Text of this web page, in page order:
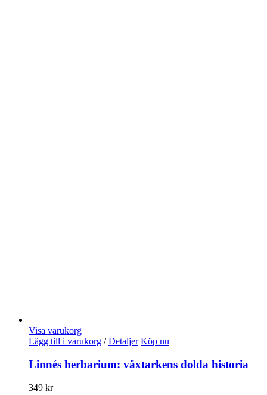
Visa varukorg
Lägg till i varukorg / Detaljer Köp nu
Linnés herbarium: växtarkens dolda historia
349 kr